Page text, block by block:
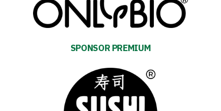
SPONSOR PREMIUM